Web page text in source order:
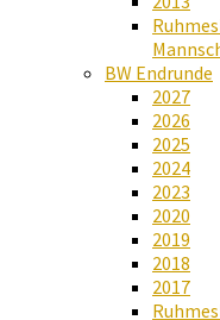
BW Endrunde
2027
2026
2025
2024
2023
2020
2019
2018
2017